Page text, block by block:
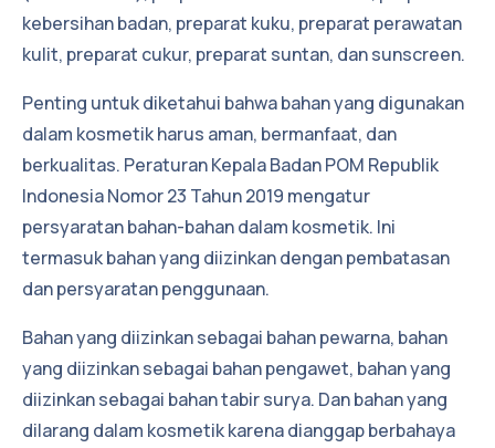
kebersihan badan, preparat kuku, preparat perawatan
kulit, preparat cukur, preparat suntan, dan sunscreen.
Penting untuk diketahui bahwa bahan yang digunakan
dalam kosmetik harus aman, bermanfaat, dan
berkualitas. Peraturan Kepala Badan POM Republik
Indonesia Nomor 23 Tahun 2019 mengatur
persyaratan bahan-bahan dalam kosmetik. Ini
termasuk bahan yang diizinkan dengan pembatasan
dan persyaratan penggunaan.
Bahan yang diizinkan sebagai bahan pewarna, bahan
yang diizinkan sebagai bahan pengawet, bahan yang
diizinkan sebagai bahan tabir surya. Dan bahan yang
dilarang dalam kosmetik karena dianggap berbahaya